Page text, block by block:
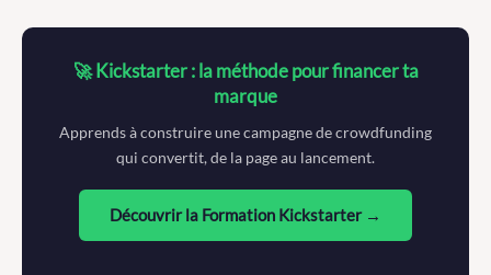
🚀 Kickstarter : la méthode pour financer ta
marque
Apprends à construire une campagne de crowdfunding
qui convertit, de la page au lancement.
Découvrir la Formation Kickstarter →